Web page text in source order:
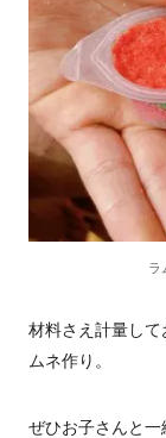
ラ
材料さえ計量し
ムネ作り。
ぜひお子さんと